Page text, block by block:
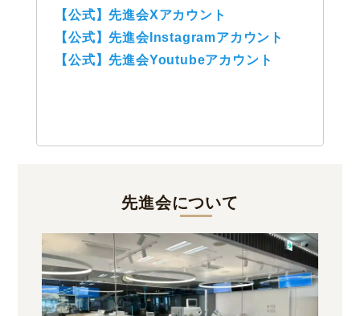
【公式】先進会Xアカウント
【公式】先進会Instagramアカウント
【公式】先進会Youtubeアカウント
先進会について